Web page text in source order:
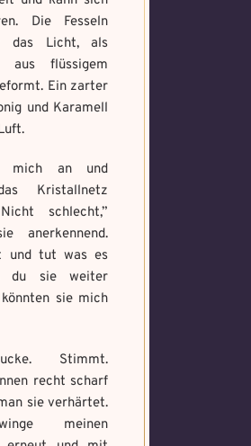
Die Fesseln
das Licht, als
aus flüssigem
Ein zarter
und Karamell
mich an und
Kristallnetz
schlecht,”
anerkennend.
und tut was es
du sie weiter
sie mich
Stimmt.
recht scharf
sie verhärtet.
meinen